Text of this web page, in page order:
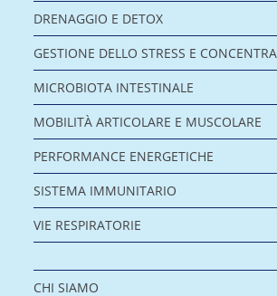
DRENAGGIO E DETOX
GESTIONE DELLO STRESS E
MICROBIOTA INTESTINALE
MOBILITÀ ARTICOLARE E MUSCOLARE
PERFORMANCE ENERGETICHE
SISTEMA IMMUNITARIO
VIE RESPIRATORIE
CHI SIAMO